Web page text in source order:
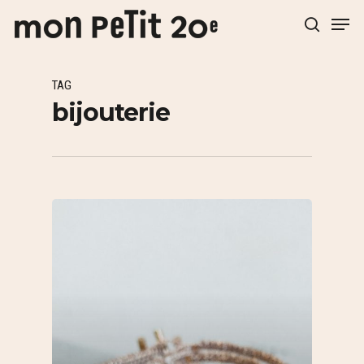
Hit enter to search or ESC to close
TAG
bijouterie